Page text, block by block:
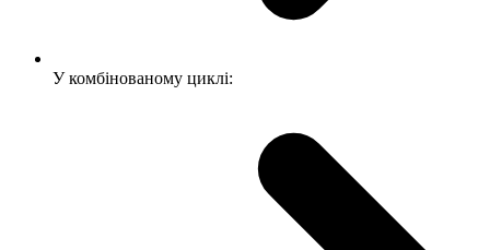
У комбінованому циклі: